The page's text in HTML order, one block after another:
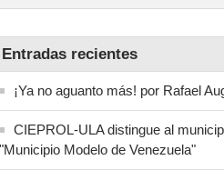
Entradas recientes
¡Ya no aguanto más! por Rafael
CIEPROL-ULA distingue al
"Municipio Modelo de Venezuela"